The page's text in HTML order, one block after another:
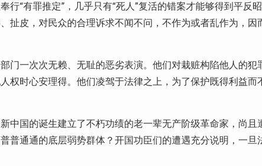
行“有罪推定”，几乎只有“死人”复活的错案才能够得到平反
扯皮，对民众的合理诉求不闻不问，不作为或者乱作为，因
门一次次无赖、无耻的恶劣表演。他们对栽赃构陷他人的犯
权时心安理得。他们凌驾于法律之上，为了保护既得利益而
中国的诞生建立了不朽功绩的老一辈无产阶级革命家，尚且
普通通的底层弱势群体？开国功臣们的遭遇充分说明，一旦